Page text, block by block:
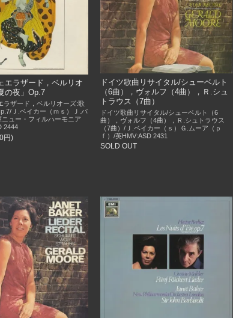
エラザード，ベルリオ
の夜」Op.7
ラザード，ベルリオーズ:歌
Ｊ.ベイカー（ｍｓ）Ｊ.バ
ニュー・フィルハーモニア
2444
円)
ドイツ歌曲リサイタル/シューベルト
（6曲），ヴォルフ（4曲），Ｒ.シュ
トラウス（7曲）
ドイツ歌曲リサイタル/シューベルト（6
曲），ヴォルフ（4曲），Ｒ.シュトラウス
（7曲）/Ｊ.ベイカー（ｓ）Ｇ.ムーア（ｐ
ｆ）/英HMV:ASD 2431
SOLD OUT